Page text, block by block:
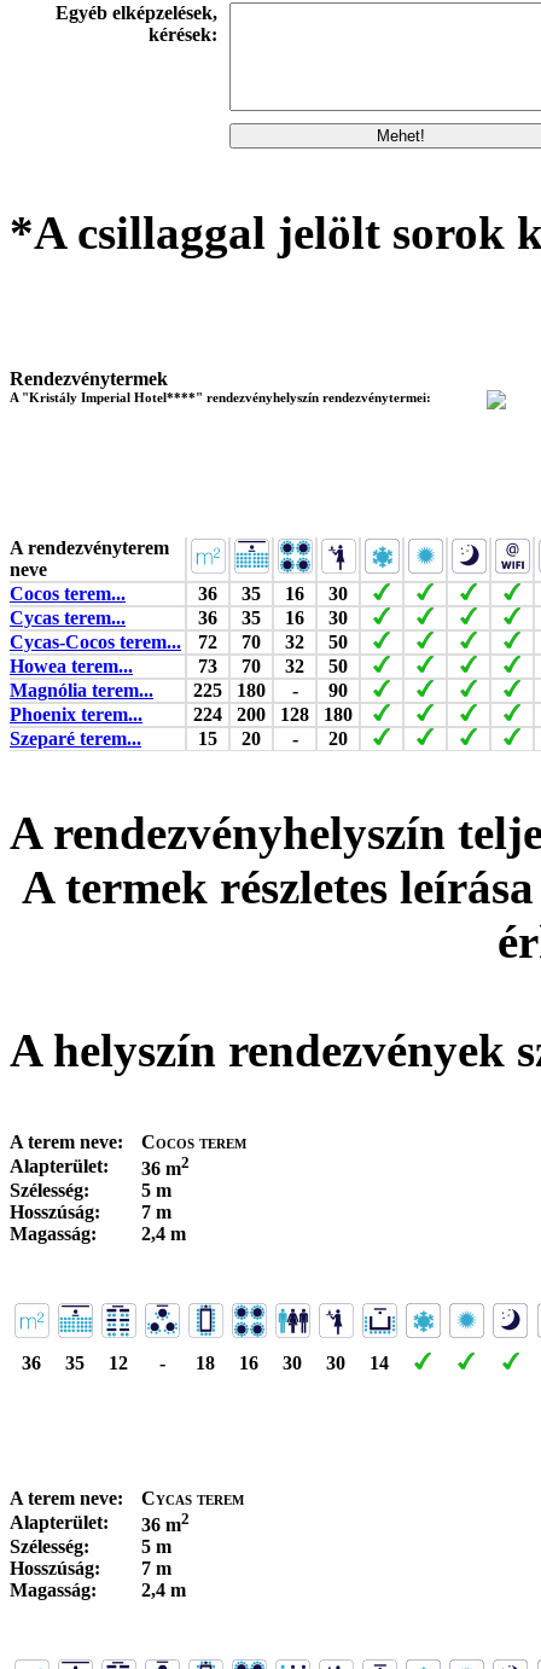
Egyéb elképzelések,
kérések:
*A csillaggal jelölt sorok
Rendezvénytermek
A "Kristály Imperial Hotel****" rendezvényhelyszín rendezvénytermei:
A rendezvényterem
neve
Cocos terem...
36 35 16
30
Cycas terem...
36 35 16
30
Cycas-Cocos terem...
72 70 32
50
Howea terem...
73 70 32
50
Magnólia terem...
225 180 -
90
Phoenix terem...
224 200 128
180
Szeparé terem...
15 20 - 20
A rendezvényhelyszín
A termek részletes
A helyszín rendezvények
A terem neve:
Cocos terem
Alapterület:
36 m2
Szélesség:
5 m
Hosszúság:
7 m
Magasság:
2,4 m
36 35 12 - 18 16 30 30 14
A terem neve:
Cycas terem
Alapterület:
36 m2
Szélesség:
5 m
Hosszúság:
7 m
Magasság:
2,4 m